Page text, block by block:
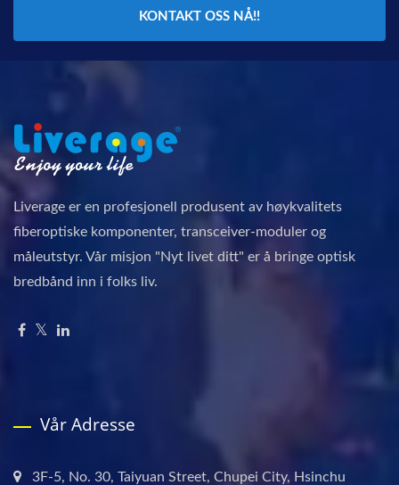
KONTAKT OSS NÅ!!
Liverage er en profesjonell produsent av høykvalitets
fiberoptiske komponenter, transceiver-moduler og
måleutstyr. Vår misjon "Nyt livet ditt" er å bringe optisk
bredbånd inn i folks liv.
Vår Adresse
3F-5, No. 30, Taiyuan Street, Chupei City, Hsinchu